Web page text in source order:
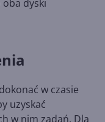
dyski
w czasie
uzyskać
w nim zadań. Dla